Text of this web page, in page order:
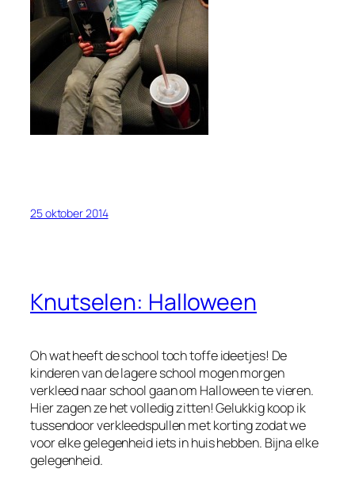
25 oktober 2014
Knutselen: Halloween
Oh wat heeft de school toch toffe ideetjes! De
kinderen van de lagere school mogen morgen
verkleed naar school gaan om Halloween te vieren.
Hier zagen ze het volledig zitten! Gelukkig koop ik
tussendoor verkleedspullen met korting zodat we
voor elke gelegenheid iets in huis hebben. Bijna elke
gelegenheid.